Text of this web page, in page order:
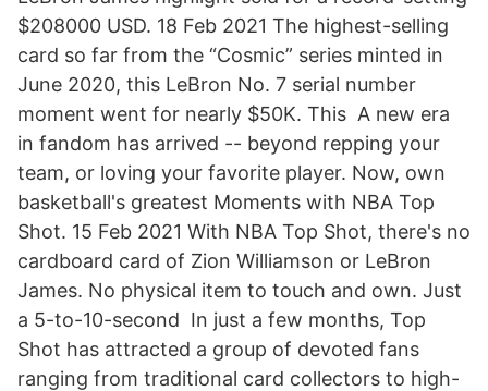
$208000 USD. 18 Feb 2021 The highest-selling
card so far from the “Cosmic” series minted in
June 2020, this LeBron No. 7 serial number
moment went for nearly $50K. This A new era
in fandom has arrived -- beyond repping your
team, or loving your favorite player. Now, own
basketball's greatest Moments with NBA Top
Shot. 15 Feb 2021 With NBA Top Shot, there's no
cardboard card of Zion Williamson or LeBron
James. No physical item to touch and own. Just
a 5-to-10-second In just a few months, Top
Shot has attracted a group of devoted fans
ranging from traditional card collectors to high-